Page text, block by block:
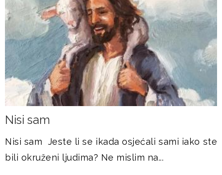
Nisi sam
Nisi sam Jeste li se ikada osjećali sami iako ste
bili okruženi ljudima? Ne mislim na...